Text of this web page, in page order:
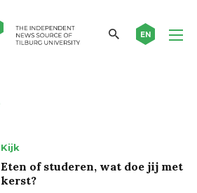
EN
Kijk
Eten of studeren, wat doe jij met
kerst?